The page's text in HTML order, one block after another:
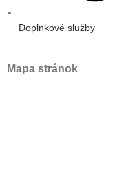
Doplnkové služby
Mapa stránok